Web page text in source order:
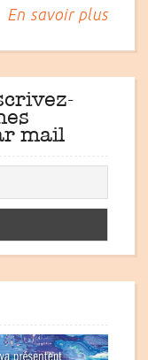
En savoir plus
mail